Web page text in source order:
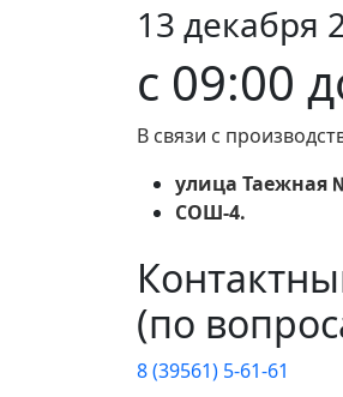
13 декабря
с 09:00
В связи с
улица Таежная
СОШ-4.
(по
8 (39561) 5-61-61